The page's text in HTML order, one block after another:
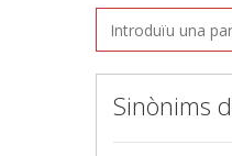
Sinònims